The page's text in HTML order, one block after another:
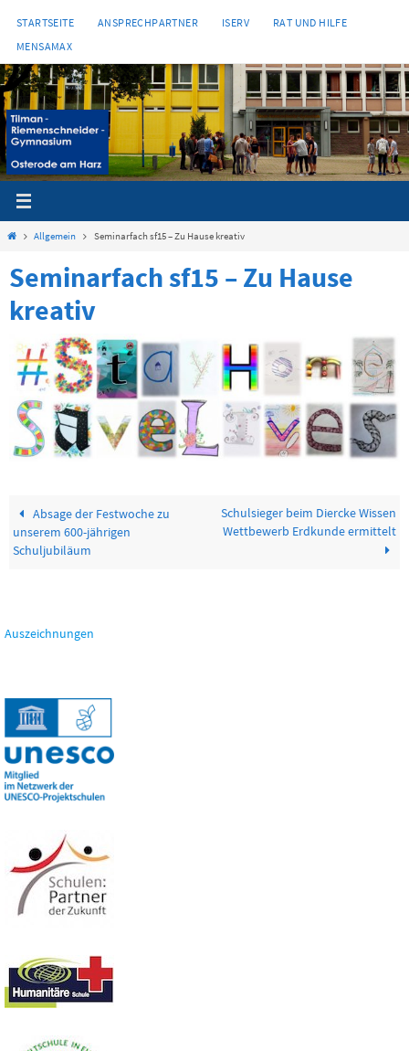
Inhalt
springen
STARTSEITE ANSPRECHPARTNER ISERV
RAT UND HILFE
MENSAMAX
StartAllgemein Seminarfach sf15 – Zu Hause kreativ
Seminarfach sf15 – Zu Hause
kreativ
Absage der Festwoche zu
unserem 600-jährigen
Schuljubiläum
Schulsieger beim Diercke Wissen
Wettbewerb Erdkunde ermittelt
Auszeichnungen